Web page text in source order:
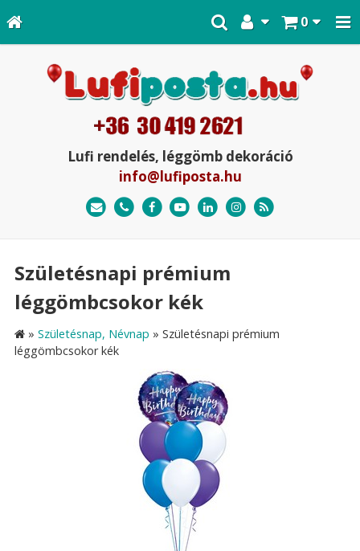
0
Lufi rendelés, léggömb dekoráció
info@lufiposta.hu
Születésnapi prémium
léggömbcsokor kék
» Születésnap, Névnap » Születésnapi prémium
léggömbcsokor kék